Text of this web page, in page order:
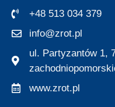
+48 513 034 379
info@zrot.pl
ul. Partyzantów 1,
www.zrot.pl